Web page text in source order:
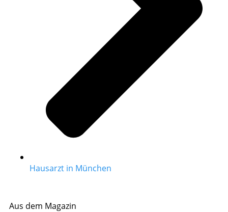
Hausarzt in München
Aus dem Magazin